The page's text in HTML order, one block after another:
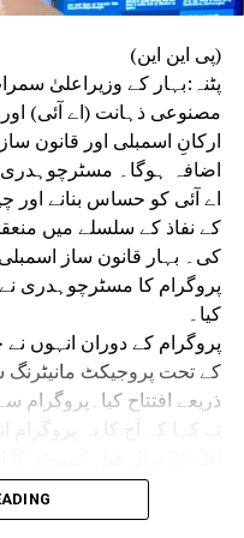
اے پی ایس اے شکشا رتن ایوارڈسے سرفراز
DON'T MISS
گئی3درجن سیٹوں پر ہوں گی سب کی نظریں
(پی این این)
پٹنہ:بہار کے وزیراعلیٰ
مصنوعی ذہانت (اے آئی)
ارکانِ اسمبلی اور قانون
اضافہ ہوگا۔ مسٹرچوہدری
اے آئی کو حساس بنانے اور
کے نفاذ کے سلسلے میں
کی۔ بہار قانون ساز
پروگرام کا مسٹرچوہدری
کیا۔
پروگرام کے دوران انہوں
کے تحت پروجیکٹ
ذریعے افتتاح
مصنوعی ذہانت اور ڈیجیٹل
ترقی کی سب سے بڑی